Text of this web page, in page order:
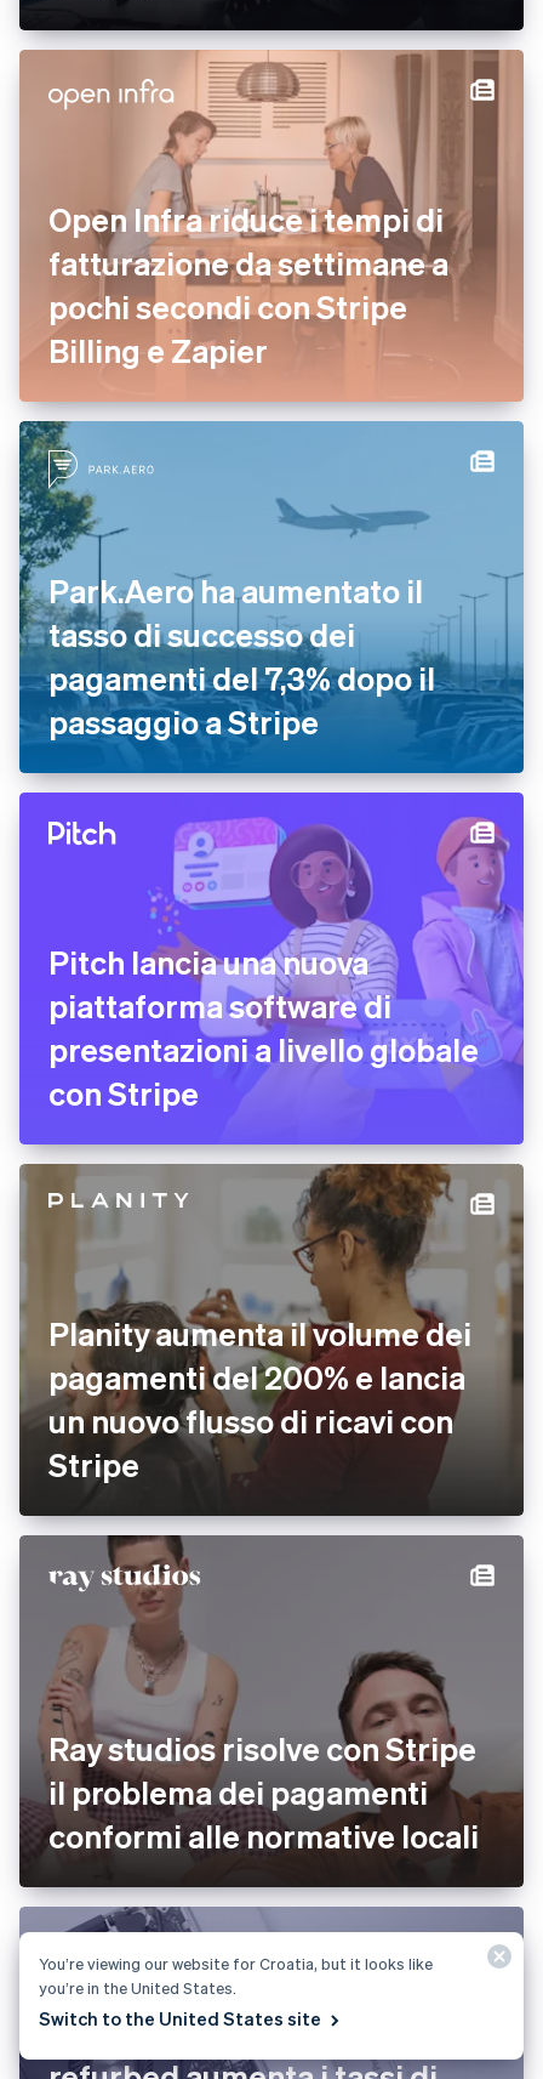
Open Infra riduce i tempi di
fatturazione da settimane a
pochi secondi con Stripe
Billing e Zapier
Park.Aero ha aumentato il
tasso di successo dei
pagamenti del 7,3% dopo il
passaggio a Stripe
Pitch lancia una nuova
piattaforma software di
presentazioni a livello globale
con Stripe
Planity aumenta il volume dei
pagamenti del 200% e lancia
un nuovo flusso di ricavi con
Stripe
Ray studios risolve con Stripe
il problema dei pagamenti
conformi alle normative locali
You’re viewing our website for Croatia, but it looks like
you’re in the United States.
Switch to the United States site